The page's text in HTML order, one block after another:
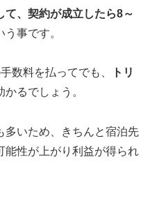
て、契約が成立したら8～
う事です。
数料を払ってでも、
トリ
かるでしょう。
多いため、きちんと宿泊先
能性が上がり利益が得られ